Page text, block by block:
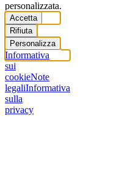
personalizzata.
Accetta
Rifiuta
Personalizza
Informativa
sui
cookieNote
legaliInformativa
sulla
privacy